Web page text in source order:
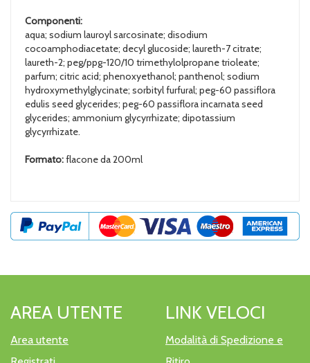
Componenti:
aqua; sodium lauroyl sarcosinate; disodium
cocoamphodiacetate; decyl glucoside; laureth-7 citrate;
laureth-2; peg/ppg-120/10 trimethylolpropane trioleate;
parfum; citric acid; phenoxyethanol; panthenol; sodium
hydroxymethylglycinate; sorbityl furfural; peg-60 passiflora
edulis seed glycerides; peg-60 passiflora incarnata seed
glycerides; ammonium glycyrrhizate; dipotassium
glycyrrhizate.
Formato:flacone da 200ml
AREA UTENTE
Area utente
LINK VELOCI
Modalità di Spedizione e